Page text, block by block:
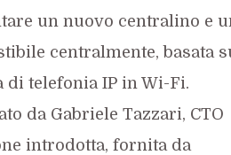
un nuovo centralino e
centralmente, basata
di telefonia IP in Wi-Fi.
da Gabriele Tazzari, CTO
introdotta, fornita da